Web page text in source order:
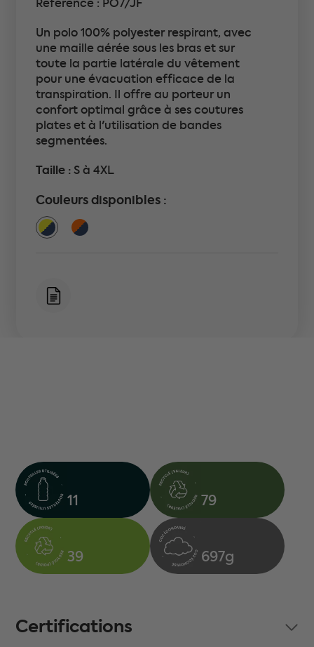
Référence : PO7/JF
Un polo 100% polyester respirant, avec
une maille aérée sous les bras et sur
toute la partie latérale du vêtement
pour une évacuation efficace de la
transpiration. Il offre au porteur un
confort optimal grâce à ses coutures
plates et à l'utilisation de bandes
segmentées.
Taille :S à 4XL
Couleurs disponibles :
11 79
39 697g
Certifications